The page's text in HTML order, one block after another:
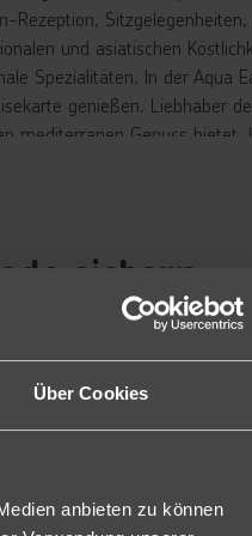
Über Cookies
anbieten zu können
und asiatischen
Spezialitäten. In der Aqua
genießen. Liebhaber
mediterranen Genuss bietet.
TV, Kaffee- und
(DPB/DDM).
sichern
kostenfreies